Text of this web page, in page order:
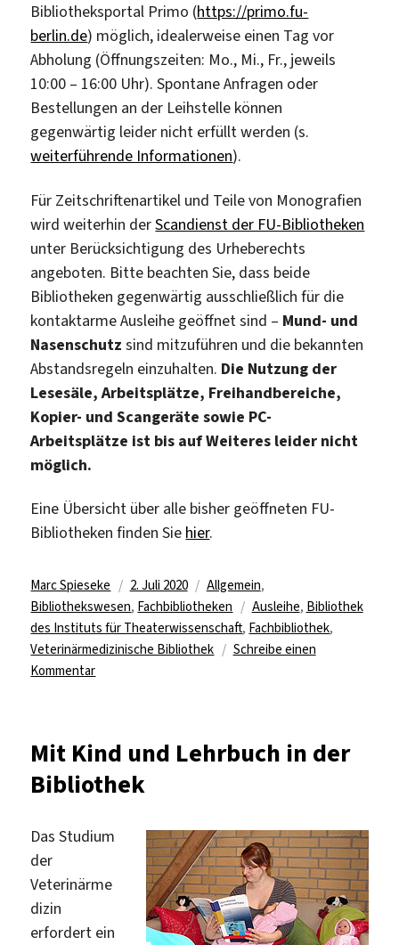
Bibliotheksportal Primo (https://primo.fu-
berlin.de) möglich, idealerweise einen Tag vor
Abholung (Öffnungszeiten: Mo., Mi., Fr., jeweils
10:00 – 16:00 Uhr). Spontane Anfragen oder
Bestellungen an der Leihstelle können
gegenwärtig leider nicht erfüllt werden (s.
weiterführende Informationen).
Für Zeitschriftenartikel und Teile von Monografien
wird weiterhin derScandienst der FU-Bibliotheken
unter Berücksichtigung des Urheberechts
angeboten. Bitte beachten Sie, dass beide
Bibliotheken gegenwärtig ausschließlich für die
kontaktarme Ausleihe geöffnet sind – Mund- und
Nasenschutz sind mitzuführen und die bekannten
Abstandsregeln einzuhalten. Die Nutzung der
Lesesäle, Arbeitsplätze, Freihandbereiche,
Kopier- und Scangeräte sowie PC-
Arbeitsplätze ist bis auf Weiteres leider nicht
möglich.
Eine Übersicht über alle bisher geöffneten FU-
Bibliotheken finden Sie hier.
Autor
Marc Spieseke
Veröffentlicht
am
2. Juli 2020 Kategorien
Allgemein,
Bibliothekswesen, Fachbibliotheken Schlagwörter
Ausleihe, Bibliothek
des Instituts für Theaterwissenschaft, Fachbibliothek,
Veterinärmedizinische Bibliothek
Schreibe einen
Kommentarzu
und
Veterinärmedizin
mit
Ausleihe
gestartet
Mit Kind und Lehrbuch in der
Bibliothek
Das Studium
der
Veterinärme
dizin
erfordert ein